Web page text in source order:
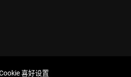
喜好设置